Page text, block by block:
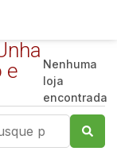
e
Nenhuma
loja
encontrada